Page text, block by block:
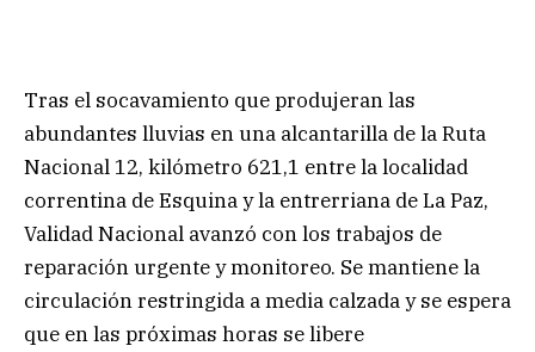
Tras el socavamiento que produjeran las
abundantes lluvias en una alcantarilla de la Ruta
Nacional 12, kilómetro 621,1 entre la localidad
correntina de Esquina y la entrerriana de La Paz,
Validad Nacional avanzó con los trabajos de
reparación urgente y monitoreo. Se mantiene la
circulación restringida a media calzada y se espera
que en las próximas horas se libere